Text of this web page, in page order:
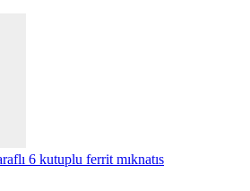
6 kutuplu ferrit mıknatıs